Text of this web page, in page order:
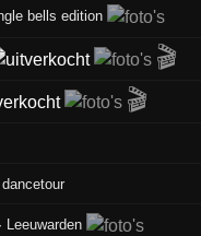
bells edition
🎬
🎬
· Leeuwarden